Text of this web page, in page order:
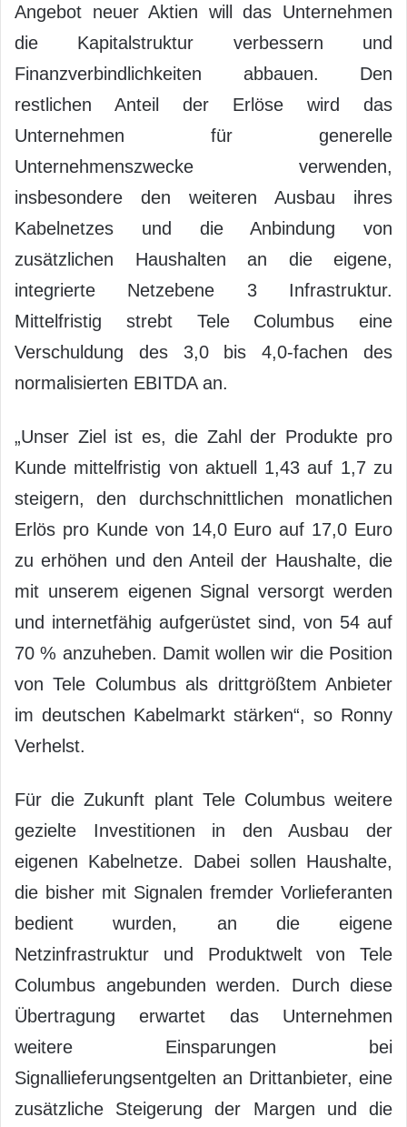
Angebot neuer Aktien will das Unternehmen
die Kapitalstruktur verbessern und
Finanzverbindlichkeiten abbauen. Den
restlichen Anteil der Erlöse wird das
Unternehmen für generelle
Unternehmenszwecke verwenden,
insbesondere den weiteren Ausbau ihres
Kabelnetzes und die Anbindung von
zusätzlichen Haushalten an die eigene,
integrierte Netzebene 3 Infrastruktur.
Mittelfristig strebt Tele Columbus eine
Verschuldung des 3,0 bis 4,0-fachen des
normalisierten EBITDA an.
„Unser Ziel ist es, die Zahl der Produkte pro
Kunde mittelfristig von aktuell 1,43 auf 1,7 zu
steigern, den durchschnittlichen monatlichen
Erlös pro Kunde von 14,0 Euro auf 17,0 Euro
zu erhöhen und den Anteil der Haushalte, die
mit unserem eigenen Signal versorgt werden
und internetfähig aufgerüstet sind, von 54 auf
70 % anzuheben. Damit wollen wir die Position
von Tele Columbus als drittgrößtem Anbieter
im deutschen Kabelmarkt stärken“, so Ronny
Verhelst.
Für die Zukunft plant Tele Columbus weitere
gezielte Investitionen in den Ausbau der
eigenen Kabelnetze. Dabei sollen Haushalte,
die bisher mit Signalen fremder Vorlieferanten
bedient wurden, an die eigene
Netzinfrastruktur und Produktwelt von Tele
Columbus angebunden werden. Durch diese
Übertragung erwartet das Unternehmen
weitere Einsparungen bei
Signallieferungsentgelten an Drittanbieter, eine
zusätzliche Steigerung der Margen und die